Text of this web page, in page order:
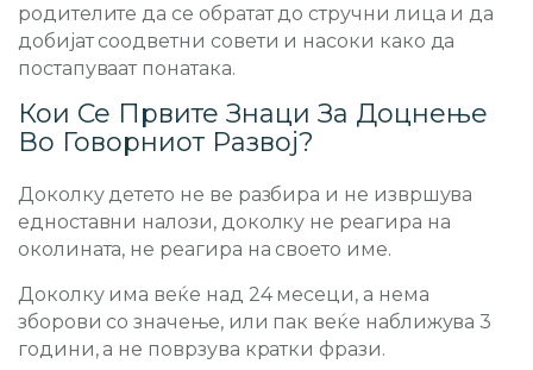
родителите да се обратат до стручни лица и да
добијат соодветни совети и насоки како да
постапуваат понатака.
Кои Се Првите Знаци За Доцнење
Во Говорниот Развој?
Доколку детето не ве разбира и не извршува
едноставни налози, доколку не реагира на
околината, не реагира на своето име.
Доколку има веќе над 24 месеци, а нема
зборови со значење, или пак веќе наближува 3
години, а не поврзува кратки фрази.